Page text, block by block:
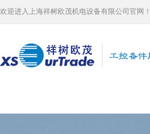
欢迎进入上海祥树欧茂机电设备有限公司官网！